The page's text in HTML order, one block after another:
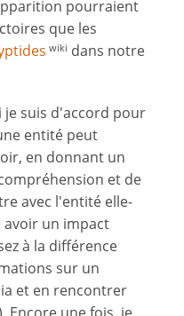
pourraient
que les
wiki dans notre
suis d'accord pour
entité peut
en donnant un
et de
avec l'entité elle-
un impact
à la différence
sur un
et en rencontrer
Encore une fois, je